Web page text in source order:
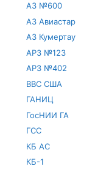
АЗ №600
АЗ Авиастар
АЗ Кумертау
АРЗ №123
АРЗ №402
ВВС США
ГАНИЦ
ГосНИИ ГА
ГСС
КБ АС
КБ-1